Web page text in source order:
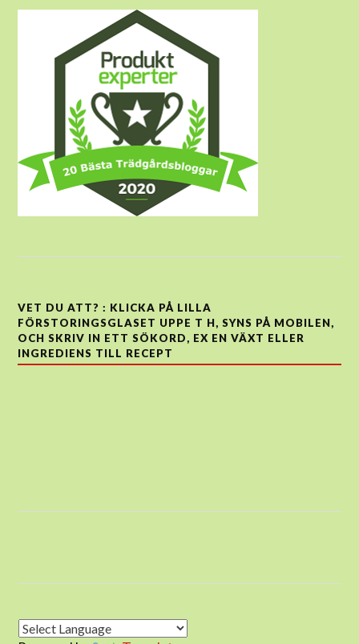
VET DU ATT? : KLICKA PÅ LILLA
FÖRSTORINGSGLASET UPPE T H, SYNS PÅ MOBILEN,
OCH SKRIV IN ETT SÖKORD, EX EN VÄXT ELLER
INGREDIENS TILL RECEPT